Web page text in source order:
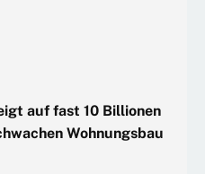
auf fast 10 Billionen
Wohnungsbau